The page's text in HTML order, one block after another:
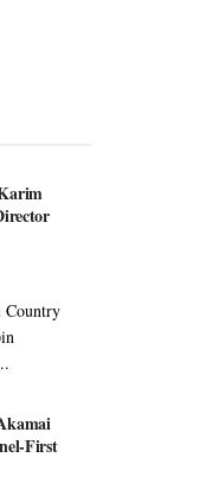
Country
First